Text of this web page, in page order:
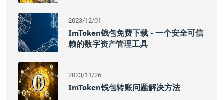
2023/12/01
ImToken钱包免费下载 - 一个安全可信
赖的数字资产管理工具
2023/11/26
ImToken钱包转账问题解决方法